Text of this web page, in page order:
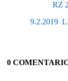
RZ
9.2.2019 
0